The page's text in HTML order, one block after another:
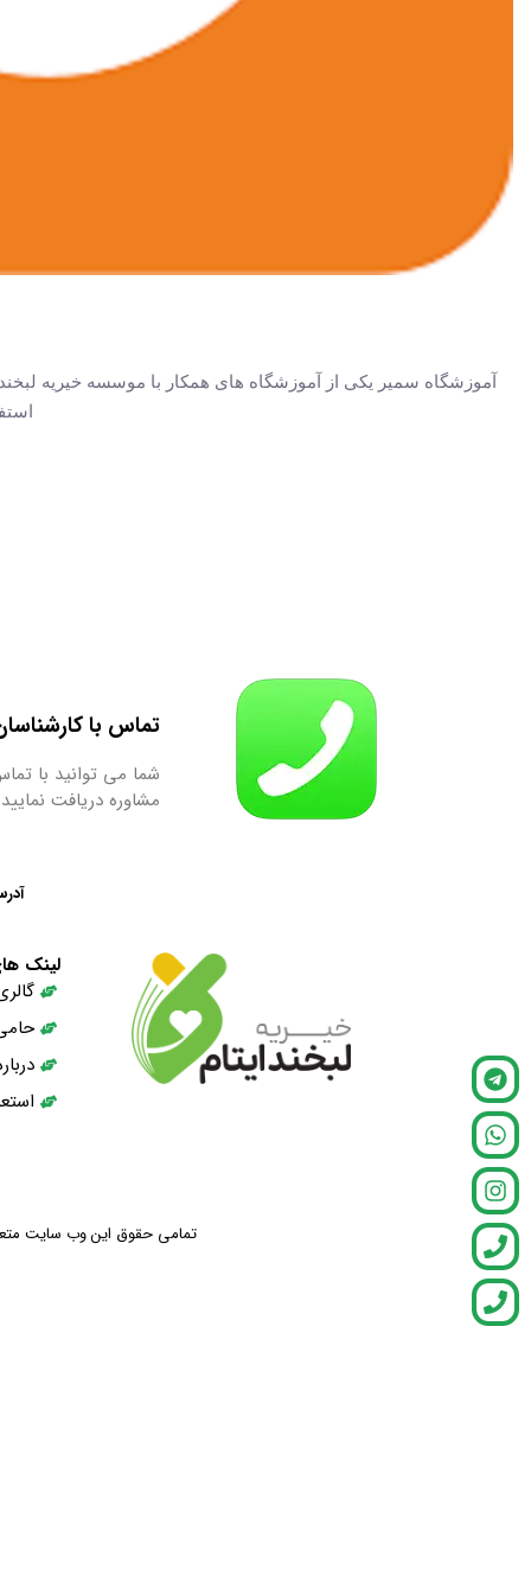
آموزشگاه سمیر یکی از آموزشگاه های همکار با موسسه خیریه
تماس با کارشناسان ما :
شما می توانید با
مشاوره دریافت
لینک
تمامی حقوق این وب سایت